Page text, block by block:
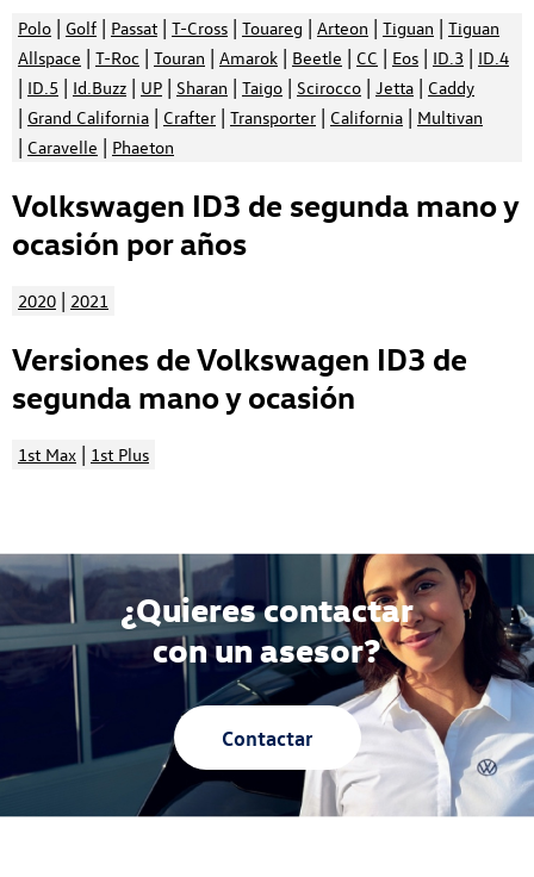
Polo | Golf | Passat | T-Cross | Touareg | Arteon | Tiguan | Tiguan
Allspace | T-Roc | Touran | Amarok | Beetle | CC | Eos | ID.3 | ID.4
| ID.5 | Id.Buzz | UP | Sharan | Taigo | Scirocco | Jetta | Caddy
| Grand California | Crafter | Transporter | California | Multivan
| Caravelle | Phaeton
Volkswagen ID3 de segunda mano y
ocasión por años
2020 | 2021
Versiones de Volkswagen ID3 de
segunda mano y ocasión
1st Max | 1st Plus
¿Quieres contactar
con un asesor?
Contactar